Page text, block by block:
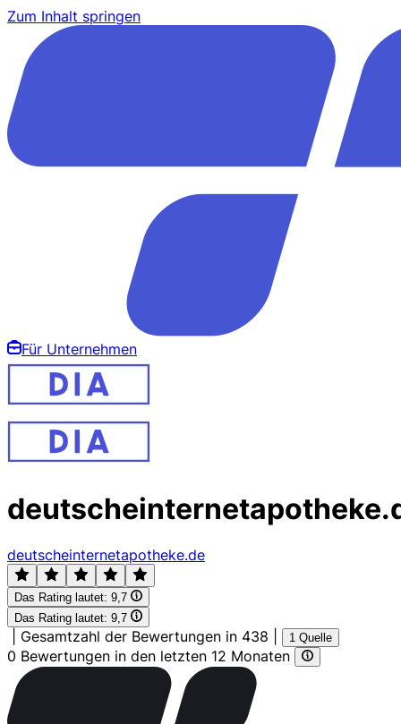
Zum Inhalt springen
Für Unternehmen
deutscheinternetapotheke.de
Das Rating lautet: 9,7
Das Rating lautet: 9,7
Gesamtzahl der Bewertungen in 438 1 Quelle
0 Bewertungen in den letzten 12 Monaten